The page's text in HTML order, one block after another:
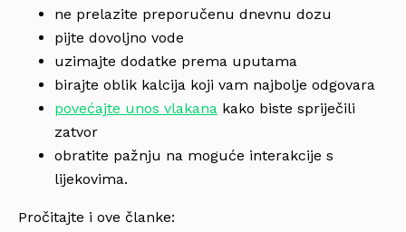
ne prelazite preporučenu dnevnu dozu
pijte dovoljno vode
uzimajte dodatke prema uputama
birajte oblik kalcija koji vam najbolje odgovara
povećajte unos vlakana kako biste spriječili
zatvor
obratite pažnju na moguće interakcije s
lijekovima.
Pročitajte i ove članke: